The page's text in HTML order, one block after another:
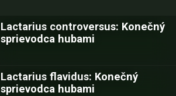
Lactarius controversus: Konečný
sprievodca hubami
Lactarius flavidus: Konečný
sprievodca hubami